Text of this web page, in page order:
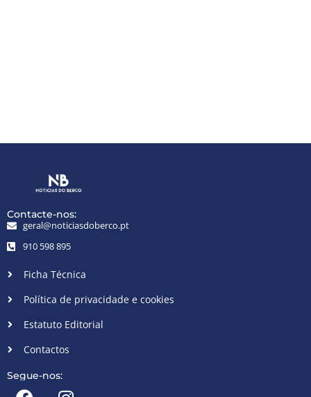
Contacte-nos:
geral@noticiasdoberco.pt
910 598 895
Ficha Técnica
Política de privacidade e cookies
Estatuto Editorial
Contactos
Segue-nos: